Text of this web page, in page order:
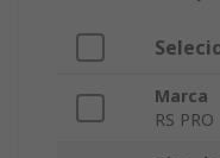
Marca
RS PRO